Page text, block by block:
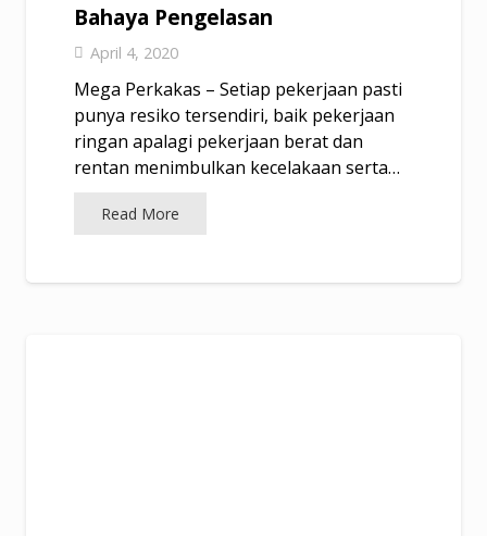
Bahaya Pengelasan
April 4, 2020
Mega Perkakas – Setiap pekerjaan pasti
punya resiko tersendiri, baik pekerjaan
ringan apalagi pekerjaan berat dan
rentan menimbulkan kecelakaan serta…
Read More